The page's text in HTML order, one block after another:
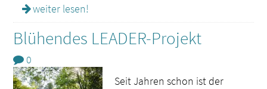
weiter lesen!
Blühendes LEADER-Projekt
0
Seit Jahren schon ist der